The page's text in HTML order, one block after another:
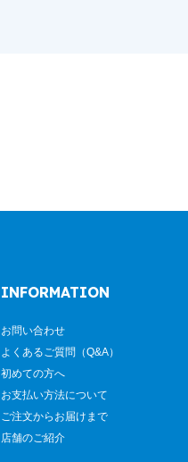
INFORMATION
お問い合わせ
よくあるご質問（Q&A）
初めての方へ
お支払い方法について
ご注文からお届けまで
店舗のご紹介